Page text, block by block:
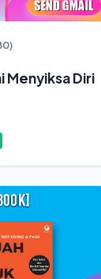
Menyiksa Diri